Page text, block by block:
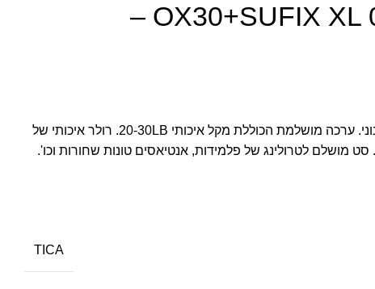
OX30+SUFIX XL 0.60MM 550M –
סט מושלם לדיג בטרולינג קל-בינוני. ערכה מושלמת הכוללת מקל איכותי 20-30LB. רולר איכותי של
TICA